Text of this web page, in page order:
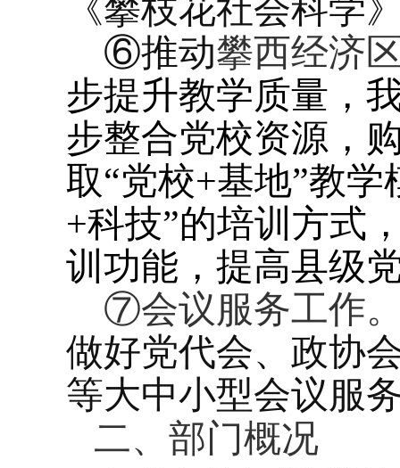
《攀枝花社会科学
⑥推动攀西经济
步提升教学质量，
步整合党校资源，
取“党校+基地”教学
+科技”的培训方式
训功能，提高县级
⑦会议服务工作
做好党代会、政协
等大中小型会议服
二、部门概况